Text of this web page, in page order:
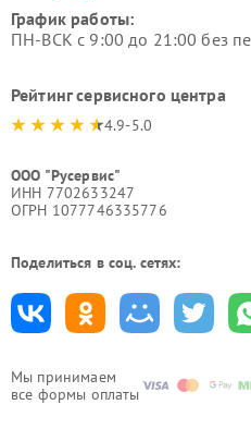
Мы принимаем
все формы оплаты
График работы:
ПН-ВСК с 9:00 до 21:00 без
Рейтинг сервисного центра
4.9-5.0
ООО "Русервис"
ИНН 7702633247
ОГРН 1077746335776
Поделиться в соц. сетях: